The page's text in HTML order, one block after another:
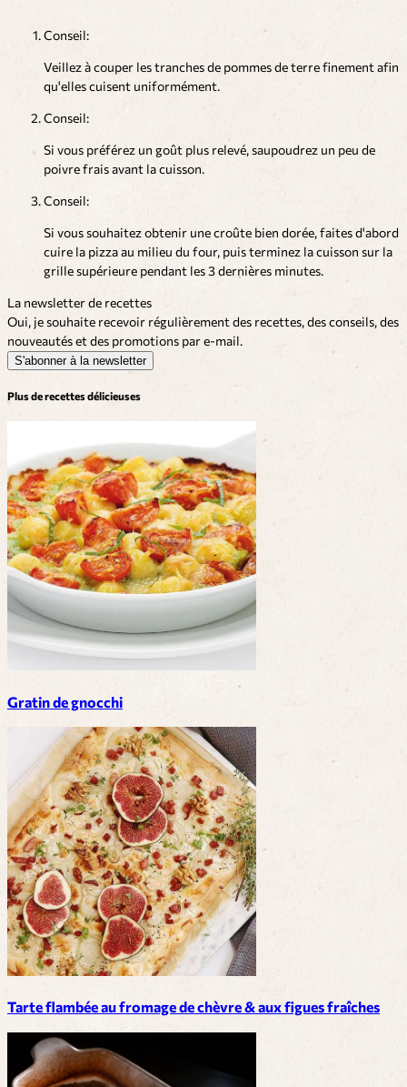
Conseil:
Veillez à couper les tranches de pommes de terre finement afin
qu'elles cuisent uniformément.
Conseil:
Si vous préférez un goût plus relevé, saupoudrez un peu de
poivre frais avant la cuisson.
Conseil:
Si vous souhaitez obtenir une croûte bien dorée, faites d'abord
cuire la pizza au milieu du four, puis terminez la cuisson sur la
grille supérieure pendant les 3 dernières minutes.
La newsletter de recettes
Oui, je souhaite recevoir régulièrement des recettes, des conseils, des
nouveautés et des promotions par e-mail.
S'abonner à la newsletter
Plus de recettes délicieuses
Gratin de gnocchi
Tarte flambée au fromage de chèvre & aux figues fraîches